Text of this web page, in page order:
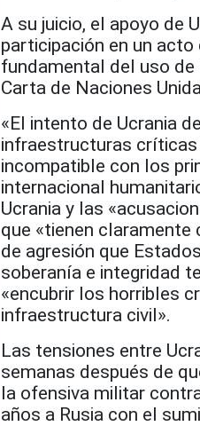
A su juicio, el apoyo de
participación en un acto
fundamental del uso
Carta de Naciones
«El intento de Ucrania
infraestructuras
incompatible con los
internacional
Ucrania y las
que «tienen claramente
de agresión que
soberanía e integridad
«encubrir los horribles
infraestructura civil».
Las tensiones entre
semanas después de
la ofensiva militar
años a Rusia con el